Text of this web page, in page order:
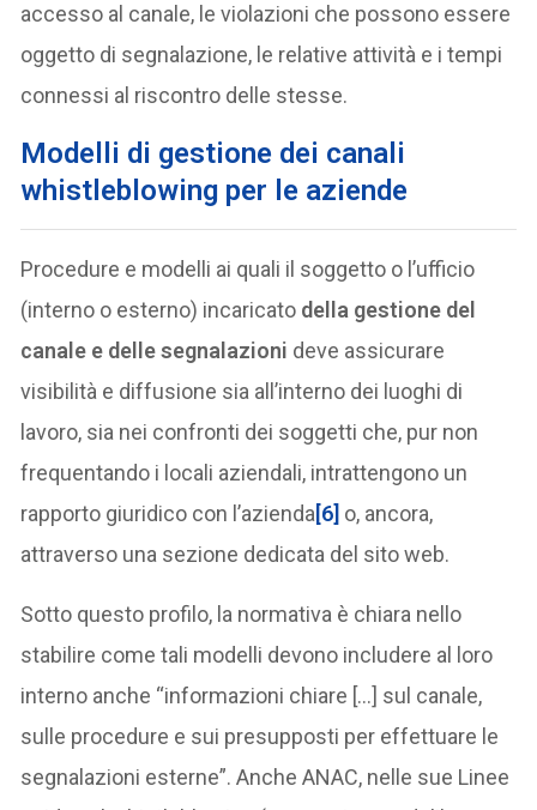
accesso al canale, le violazioni che possono essere
oggetto di segnalazione, le relative attività e i tempi
connessi al riscontro delle stesse.
Modelli di gestione dei canali
whistleblowing per le aziende
Procedure e modelli ai quali il soggetto o l’ufficio
(interno o esterno) incaricato della gestione del
canale e delle segnalazioni deve assicurare
visibilità e diffusione sia all’interno dei luoghi di
lavoro, sia nei confronti dei soggetti che, pur non
frequentando i locali aziendali, intrattengono un
rapporto giuridico con l’azienda[6] o, ancora,
attraverso una sezione dedicata del sito web.
Sotto questo profilo, la normativa è chiara nello
stabilire come tali modelli devono includere al loro
interno anche “informazioni chiare […] sul canale,
sulle procedure e sui presupposti per effettuare le
segnalazioni esterne”. Anche ANAC, nelle sue Linee